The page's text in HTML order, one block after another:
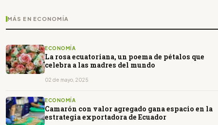
MÁS EN ECONOMÍA
ECONOMÍA
La rosa ecuatoriana, un poema de pétalos que
celebra a las madres del mundo
02 de mayo, 2025
ECONOMÍA
Camarón con valor agregado gana espacio en la
estrategia exportadora de Ecuador